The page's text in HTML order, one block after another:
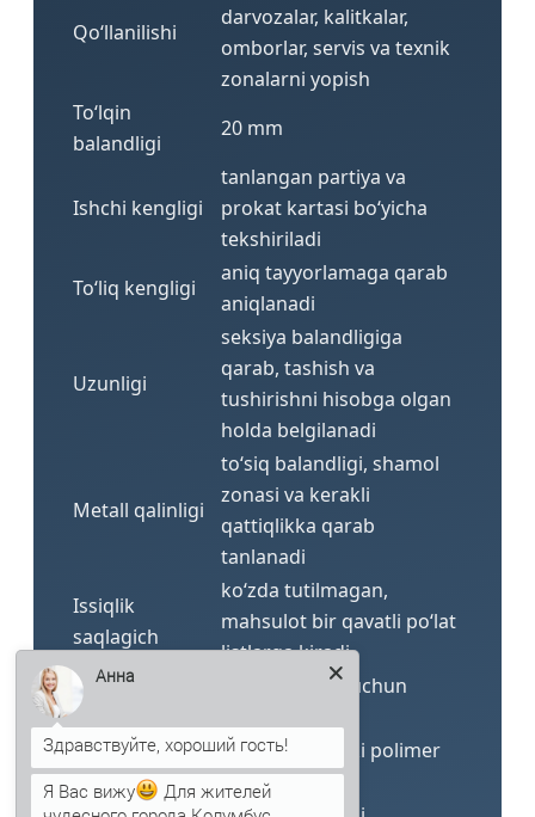
Qo‘llanilishi
darvozalar, kalitkalar,
omborlar, servis va texnik
zonalarni yopish
To‘lqin
balandligi
20 mm
Ishchi kengligi
tanlangan partiya va
prokat kartasi bo‘yicha
tekshiriladi
To‘liq kengligi
aniq tayyorlamaga qarab
aniqlanadi
Uzunligi
seksiya balandligiga
qarab, tashish va
tushirishni hisobga olgan
holda belgilanadi
Metall qalinligi
to‘siq balandligi, shamol
zonasi va kerakli
qattiqlikka qarab
tanlanadi
Issiqlik
saqlagich
ko‘zda tutilmagan,
mahsulot bir qavatli po‘lat
listlarga kiradi
Issiqlik
o‘tkazuvchanligi
to‘siq proflisti uchun
Qoplama
rux qatlami yoki polimer
himoya
Анна
Здравствуйте, хороший гость!
Я Вас вижу
Для жителей
чудесного города Колумбус